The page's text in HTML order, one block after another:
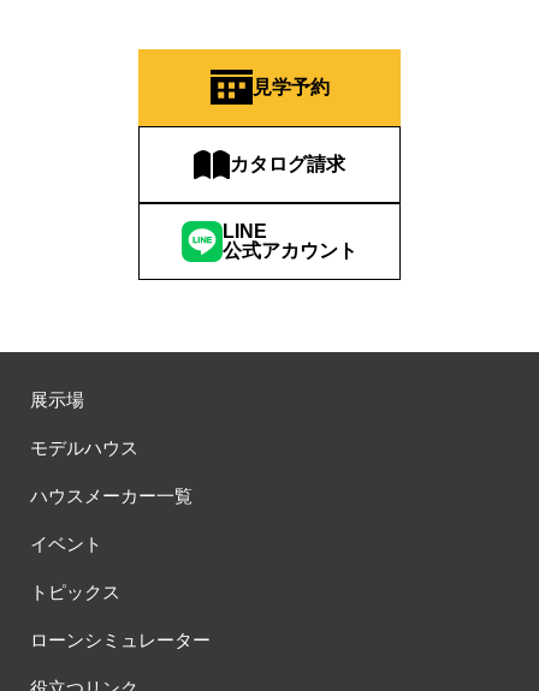
見学予約
カタログ請求
LINE
公式アカウント
展示場
モデルハウス
ハウスメーカー一覧
イベント
トピックス
ローンシミュレーター